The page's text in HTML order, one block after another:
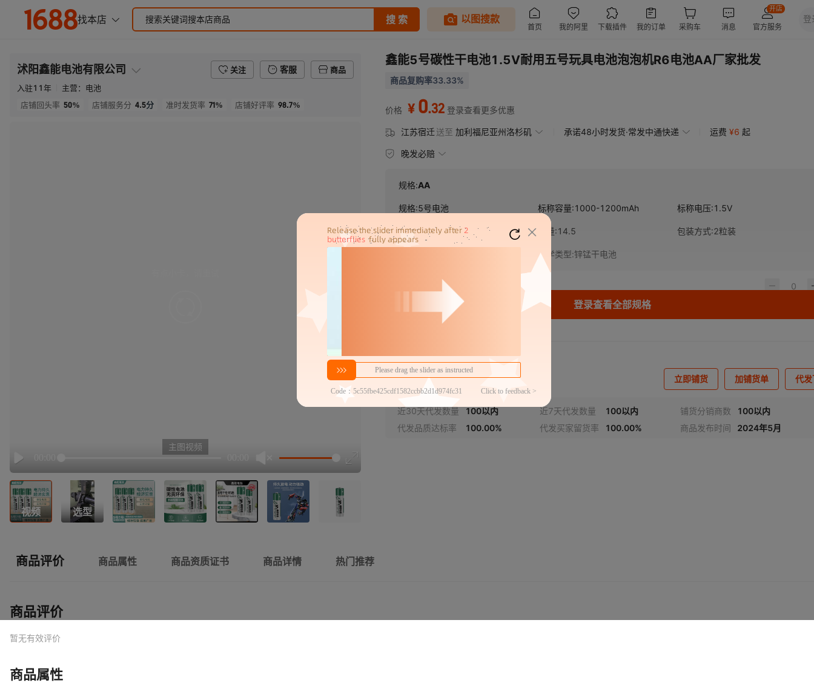
沭阳鑫能电池有限公司 关注 客服
商品
入驻11年 主营： 电池
店铺回头率 50% 店铺服务分 4.5分 准时发货率 71% 店铺好评率 98.7%
Play
主图视频
视频 选型
鑫能5号碳性干电池1.5V耐用五号玩具电池泡泡机R6电池AA厂家批发
商品复购率33.33%
价格 ¥ 0.32 登录查看更多优惠
江苏宿迁送至 加利福尼亚州洛杉矶 承诺48小时发货·常发中通快递 运费 ¥6 起
晚发必赔
规格:AA
规格:5号电池 标称容量:1000-1200mAh 标称电压:1.5V
保质期:3年 重量:14.5 包装方式:2粒装
化学类型:锌锰干电池
库存 9965276
登录查看全部规格
分销代发
0.32 立即铺货 加铺货单 代
近30天代发数量 100以内 近7天代发数量 100以内 铺货分销商数
100以内
代发品质达标率
100.00% 代发买家留货率 100.00% 商品发布时间 2024年5月
商品评价 商品属性 商品资质证书 商品详情 热门推荐
商品评价
暂无有效评价
商品属性